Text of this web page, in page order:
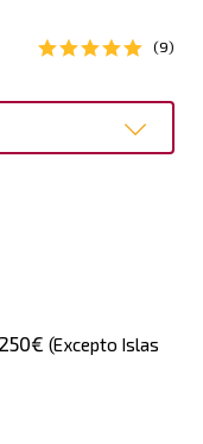
(9)
(Excepto Islas